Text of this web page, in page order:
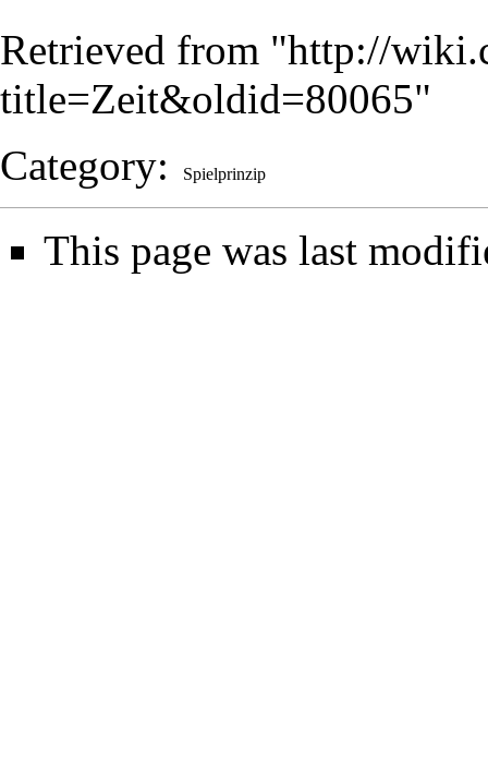
Retrieved from "http://
title=Zeit&oldid=80065"
Category: Spielprinzip
This page was last